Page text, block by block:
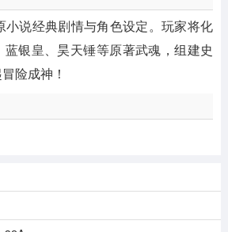
小说经典剧情与角色设定。玩家将化
银皇、昊天锤等原著武魂，组建史
险成神！